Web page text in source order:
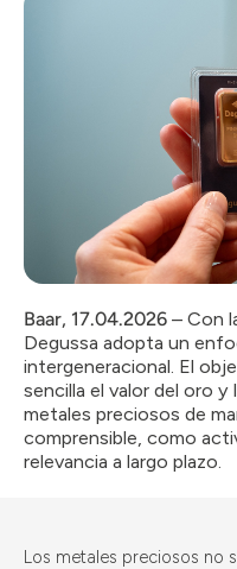
Baar, 17.04.2026 – Con
Degussa adopta un
intergeneracional. El
sencilla el valor del oro
metales preciosos de
comprensible, como
relevancia a largo plazo.
Los metales preciosos no